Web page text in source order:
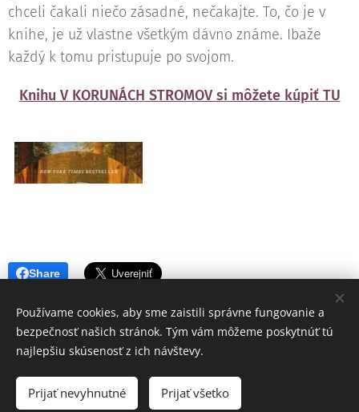
chceli čakali niečo zásadné, nečakajte. To, čo je v
knihe, je už vlastne všetkým dávno známe. Ibaže
každý k tomu pristupuje po svojom.
Knihu V KORUNÁCH STROMOV si môžete kúpiť TU
Share
© 2017 Koranet, Mgr. Anetta Letková, Veľké Uherce 583, 958 41
Vytvorené službou
Cookies
Používame cookies, aby sme zaistili správne fungovanie a
bezpečnosť našich stránok. Tým vám môžeme poskytnúť tú
najlepšiu skúsenosť z ich návštevy.
Prijať nevyhnutné Prijať všetko